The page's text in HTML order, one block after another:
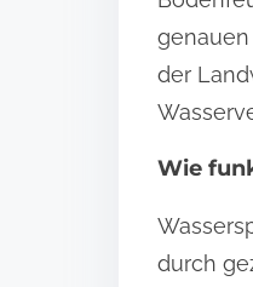
genauen
der
Wie
durch